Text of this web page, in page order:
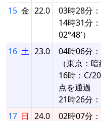
15 金 22.0
03時28分
14時31分
02°48′）
16 土 23.0
04時06分
（東京：
16時：C/
点を通過
21時26分
17 日 24.0
02時07分